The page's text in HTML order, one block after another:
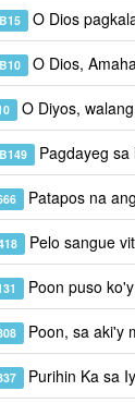
O Dios
O Dios,
O Diyos,
Pagdayeg sa
Patapos na
Pelo sangue
Poon puso
Poon, sa aki'y
Purihin Ka sa